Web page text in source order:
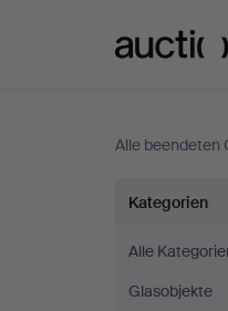
Alle beendeten
Service
bei
Kategorien
Alle
Glasobjekte